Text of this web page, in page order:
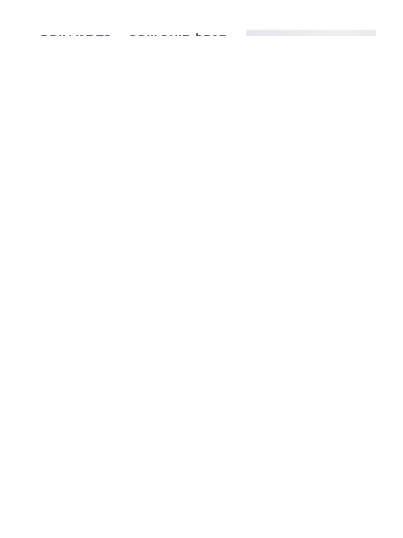
מנהל מוצר שכר – בדקנו איפה